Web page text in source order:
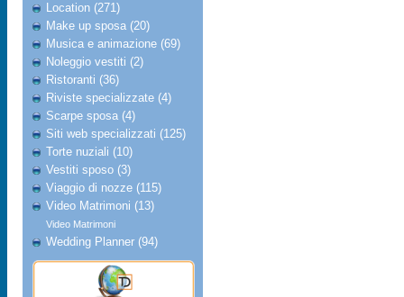
Location (271)
Make up sposa (20)
Musica e animazione (69)
Noleggio vestiti (2)
Ristoranti (36)
Riviste specializzate (4)
Scarpe sposa (4)
Siti web specializzati (125)
Torte nuziali (10)
Vestiti sposo (3)
Viaggio di nozze (115)
Video Matrimoni (13)
Video Matrimoni
Wedding Planner (94)